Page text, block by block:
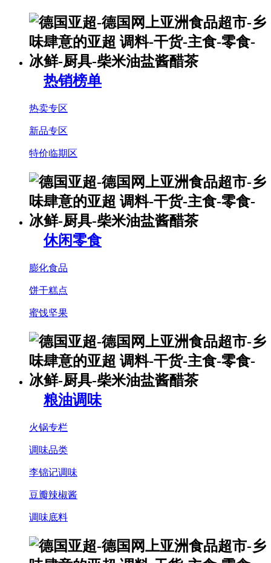
热销榜单
热卖专区
新品专区
特价临期区
休闲零食
膨化食品
饼干糕点
蜜饯坚果
粮油调味
火锅专栏
调味品类
李锦记调味
豆瓣辣椒酱
调味底料